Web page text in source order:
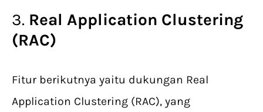
3. Real Application Clustering
(RAC)
Fitur berikutnya yaitu dukungan Real
Application Clustering (RAC), yang